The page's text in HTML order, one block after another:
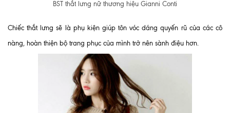
BST thắt lưng nữ thương hiệu Gianni Conti
Chiếc thắt lưng sẽ là phụ kiện giúp tôn vóc dáng quyến rũ của các cô
nàng, hoàn thiện bộ trang phục của mình trở nên sành điệu hơn.